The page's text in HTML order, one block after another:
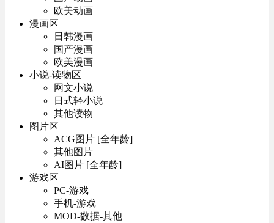
欧美动画
漫画区
日韩漫画
国产漫画
欧美漫画
小说-读物区
网文小说
日式轻小说
其他读物
图片区
ACG图片 [全年龄]
其他图片
AI图片 [全年龄]
游戏区
PC-游戏
手机-游戏
MOD-数据-其他